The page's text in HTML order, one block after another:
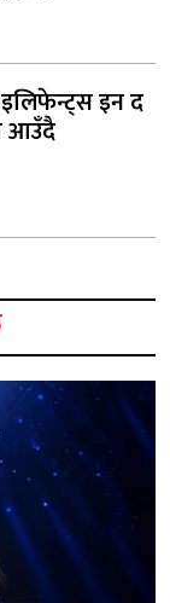
इन द
आउँदै